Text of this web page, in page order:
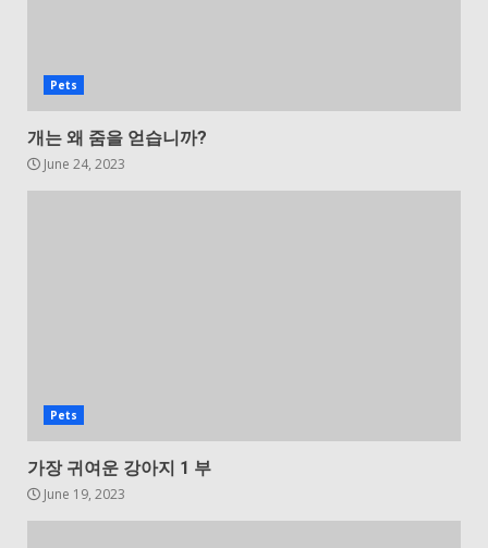
Pets
개는 왜 줌을 얻습니까?
June 24, 2023
Pets
가장 귀여운 강아지 1 부
June 19, 2023